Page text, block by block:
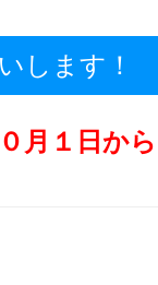
します！
月１日から